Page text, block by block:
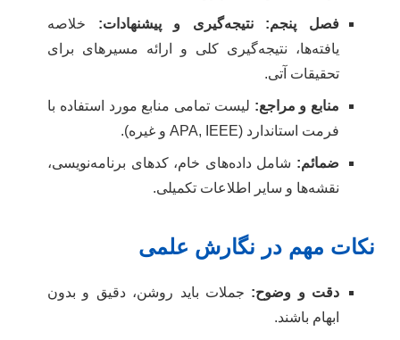
فصل پنجم: نتیجه‌گیری و پیشنهادات: خلاصه
یافته‌ها، نتیجه‌گیری کلی و ارائه مسیرهای برای
تحقیقات آتی.
منابع و مراجع: لیست تمامی منابع مورد استفاده با
فرمت استاندارد (APA, IEEE و غیره).
ضمائم: شامل داده‌های خام، کدهای برنامه‌نویسی،
نقشه‌ها و سایر اطلاعات تکمیلی.
نکات مهم در نگارش علمی
دقت و وضوح: جملات باید روشن، دقیق و بدون
ابهام باشند.